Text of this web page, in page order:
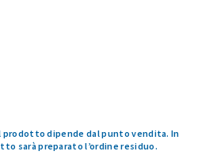
dipende dal punto vendita. In
sarà preparato l’ordine residuo.